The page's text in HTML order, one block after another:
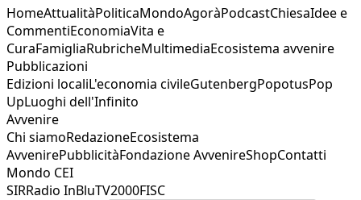
HomeAttualitàPoliticaMondoAgoràPodcastChiesaIdee e
CommentiEconomiaVita e
CuraFamigliaRubricheMultimediaEcosistema avvenire
Pubblicazioni
Edizioni localiL'economia civileGutenbergPopotusPop
UpLuoghi dell'Infinito
Avvenire
Chi siamoRedazioneEcosistema
AvvenirePubblicitàFondazione AvvenireShopContatti
Mondo CEI
SIRRadio InBluTV2000FISC